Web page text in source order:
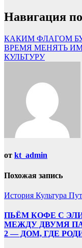
Навигация
КАКИМ ФЛАГОМ
ВРЕМЯ МЕНЯТЬ
КУЛЬТУРУ
от kt_admin
Похожая запись
История Культура
ПЬЁМ КОФЕ С
МЕЖДУ ДВУМЯ
2 — ДОМ, ГДЕ